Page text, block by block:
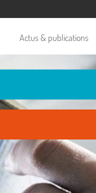
Actus & publications